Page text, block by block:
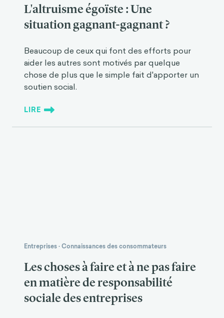
L'altruisme égoïste : Une
situation gagnant-gagnant ?
Beaucoup de ceux qui font des efforts pour
aider les autres sont motivés par quelque
chose de plus que le simple fait d'apporter un
soutien social.
LIRE
Entreprises·Connaissances des consommateurs
Les choses à faire et à ne pas faire
en matière de responsabilité
sociale des entreprises